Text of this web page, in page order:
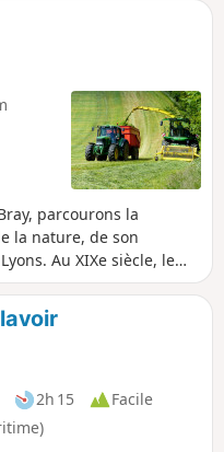
parcourons la
la nature, de son
Au XIXe siècle, le
2h 15
Facile